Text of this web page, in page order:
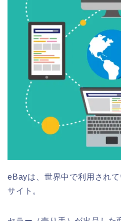
eBayは、世界中で利用され
サイト。